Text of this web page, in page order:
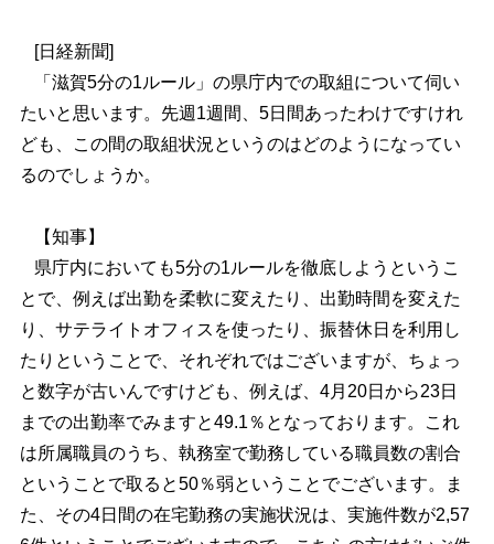
[日経新聞]
「滋賀5分の1ルール」の県庁内での取組について伺い
たいと思います。先週1週間、5日間あったわけですけれ
ども、この間の取組状況というのはどのようになってい
るのでしょうか。
【知事】
県庁内においても5分の1ルールを徹底しようというこ
とで、例えば出勤を柔軟に変えたり、出勤時間を変えた
り、サテライトオフィスを使ったり、振替休日を利用し
たりということで、それぞれではございますが、ちょっ
と数字が古いんですけども、例えば、4月20日から23日
までの出勤率でみますと49.1％となっております。これ
は所属職員のうち、執務室で勤務している職員数の割合
ということで取ると50％弱ということでございます。ま
た、その4日間の在宅勤務の実施状況は、実施件数が2,57